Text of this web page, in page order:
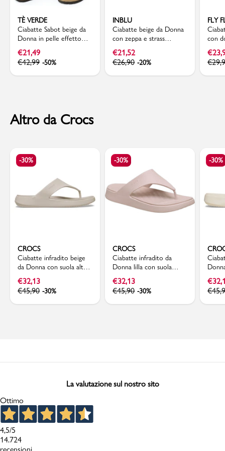
TÈ VERDE
Ciabatte Sabot beige da
Donna in pelle effetto
scamosciato e suola in
sughero Tè Verde
€21,49
€42,99 -50%
INBLU
Ciabatte beige da Donna
con zeppa e strass
decorative Inblu
€21,52
€26,90 -20%
FLY
con
€
€
Altro da Crocs
-30%
CROCS
Ciabatte infradito beige
da Donna con suola alta
Crocs
€32,13
€45,90 -30%
-30%
CROCS
Ciabatte infradito da
Donna lilla con suola
spessa e leggera Crocs
€32,13
€45,90 -30%
-30%
€
€
La valutazione sul nostro sito
Ottimo
4,5/5
14.724
recensioni